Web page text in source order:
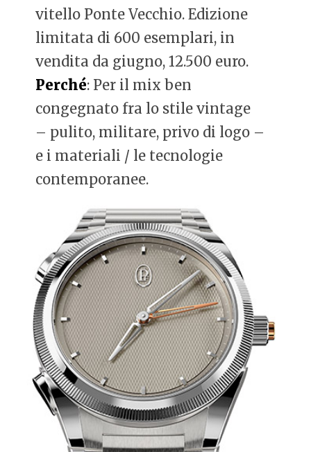
vitello Ponte Vecchio. Edizione
limitata di 600 esemplari, in
vendita da giugno, 12.500 euro.
Perché: Per il mix ben
congegnato fra lo stile vintage
– pulito, militare, privo di logo –
e i materiali / le tecnologie
contemporanee.